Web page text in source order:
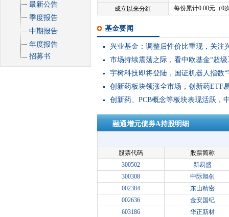
最新公告
季度报告
中期报告
年度报告
招募书
成立以来分红
每份累计0.00元（0
基金要闻
兴业基金：调整后性价比重现，关注
市场持续震荡之际，看中欧基金“超
宇树科技即将登陆，国证机器人指数
创新药板块领涨全市场，创新药ETF
创新药、PCB概念等板块表现活跃，
融通增元债券A持股明细
股票代码
股票简称
300502
新易盛
300308
中际旭创
002384
东山精密
002636
金安国纪
603186
华正新材